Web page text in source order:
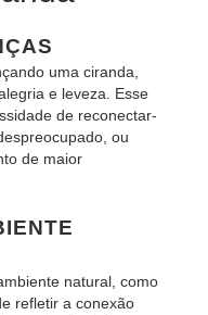
uma ciranda,
e leveza. Esse
de reconectar-
ou
de maior
natural, como
refletir a conexão